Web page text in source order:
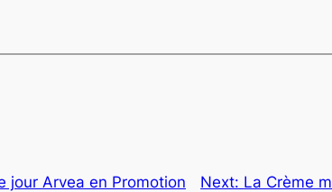
jour Arvea en Promotion
Next: La Crème